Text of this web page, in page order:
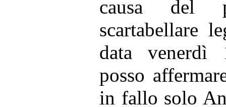
causa del
scartabellare
data venerdì
posso
in fallo solo